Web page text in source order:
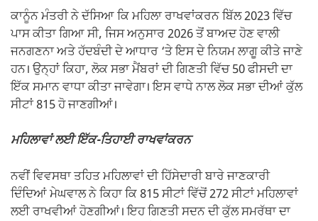
ਕਾਨੂੰਨ ਮੰਤਰੀ ਨੇ ਦੱਸਿਆ ਕਿ ਮਹਿਲਾ ਰਾਖਵਾਂਕਰਨ ਬਿੱਲ 2023 ਵਿੱਚ
ਪਾਸ ਕੀਤਾ ਗਿਆ ਸੀ, ਜਿਸ ਅਨੁਸਾਰ 2026 ਤੋਂ ਬਾਅਦ ਹੋਣ ਵਾਲੀ
ਜਨਗਣਨਾ ਅਤੇ ਹੱਦਬੰਦੀ ਦੇ ਆਧਾਰ ‘ਤੇ ਇਸ ਦੇ ਨਿਯਮ ਲਾਗੂ ਕੀਤੇ ਜਾਣੇ
ਹਨ। ਉਨ੍ਹਾਂ ਕਿਹਾ, ਲੋਕ ਸਭਾ ਮੈਂਬਰਾਂ ਦੀ ਗਿਣਤੀ ਵਿੱਚ 50 ਫੀਸਦੀ ਦਾ
ਇੱਕ ਸਮਾਨ ਵਾਧਾ ਕੀਤਾ ਜਾਵੇਗਾ। ਇਸ ਵਾਧੇ ਨਾਲ ਲੋਕ ਸਭਾ ਦੀਆਂ ਕੁੱਲ
ਸੀਟਾਂ 815 ਹੋ ਜਾਣਗੀਆਂ।
ਮਹਿਲਾਵਾਂ ਲਈ ਇੱਕ-ਤਿਹਾਈ ਰਾਖਵਾਂਕਰਨ
ਨਵੀਂ ਵਿਵਸਥਾ ਤਹਿਤ ਮਹਿਲਾਵਾਂ ਦੀ ਹਿੱਸੇਦਾਰੀ ਬਾਰੇ ਜਾਣਕਾਰੀ
ਦਿੰਦਿਆਂ ਮੇਘਵਾਲ ਨੇ ਕਿਹਾ ਕਿ 815 ਸੀਟਾਂ ਵਿੱਚੋਂ 272 ਸੀਟਾਂ ਮਹਿਲਾਵਾਂ
ਲਈ ਰਾਖਵੀਆਂ ਹੋਣਗੀਆਂ। ਇਹ ਗਿਣਤੀ ਸਦਨ ਦੀ ਕੁੱਲ ਸਮਰੱਥਾ ਦਾ